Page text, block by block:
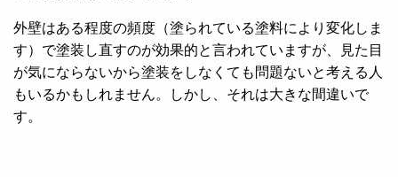
外壁はある程度の頻度（塗られている塗料により変化しま
す）で塗装し直すのが効果的と言われていますが、見た目
が気にならないから塗装をしなくても問題ないと考える人
もいるかもしれません。しかし、それは大きな間違いで
す。